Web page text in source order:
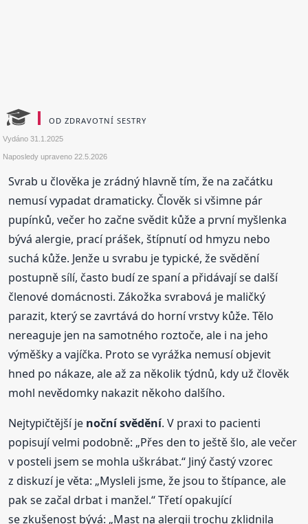
OD ZDRAVOTNÍ SESTRY
Vydáno31.1.2025
Naposledy upraveno22.5.2026
Svrab u člověka je zrádný hlavně tím, že na začátku
nemusí vypadat dramaticky. Člověk si všimne pár
pupínků, večer ho začne svědit kůže a první myšlenka
bývá alergie, prací prášek, štípnutí od hmyzu nebo
suchá kůže. Jenže u svrabu je typické, že svědění
postupně sílí, často budí ze spaní a přidávají se další
členové domácnosti. Zákožka svrabová je maličký
parazit, který se zavrtává do horní vrstvy kůže. Tělo
nereaguje jen na samotného roztoče, ale i na jeho
výměšky a vajíčka. Proto se vyrážka nemusí objevit
hned po nákaze, ale až za několik týdnů, kdy už člověk
mohl nevědomky nakazit někoho dalšího.
Nejtypičtější je noční svědění. V praxi to pacienti
popisují velmi podobně: „Přes den to ještě šlo, ale večer
v posteli jsem se mohla uškrábat.“ Jiný častý vzorec
z diskuzí je věta: „Mysleli jsme, že jsou to štípance, ale
pak se začal drbat i manžel.“ Třetí opakující
se zkušenost bývá: „Mast na alergii trochu zklidnila